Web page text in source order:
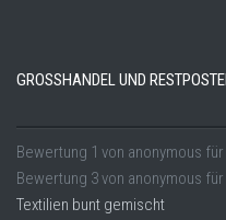
GROSSHANDEL UND RESTPOSTEN
Bewertung 1 von anonymous für
Bewertung 3von anonymous für
Textilien bunt gemischt